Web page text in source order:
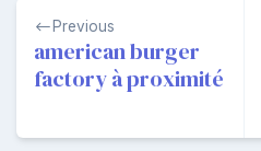
Navigation
de
l’article
Previous
american burger
factory à proximité